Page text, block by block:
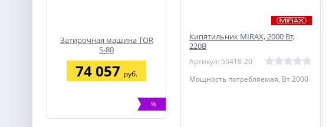
Затирочная машина TOR
S-80
74 057 руб.
%
Кипятильник MIRAX, 2000 Вт,
220В
Артикул: 55418-20
Мощность потребляемая, Вт 2000